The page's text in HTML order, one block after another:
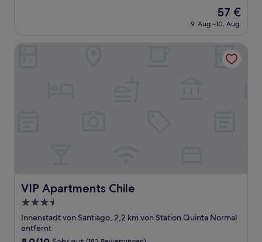
Bewertungen)
Der
Preis
beträgt
57 €
9. Aug.–10. Aug.
VIP Apartments Chile
VIP Apartments Chile
3.5-
Sterne-
Unterkunft
Innenstadt von Santiago, 2,2 km von Station Quinta Normal
entfernt